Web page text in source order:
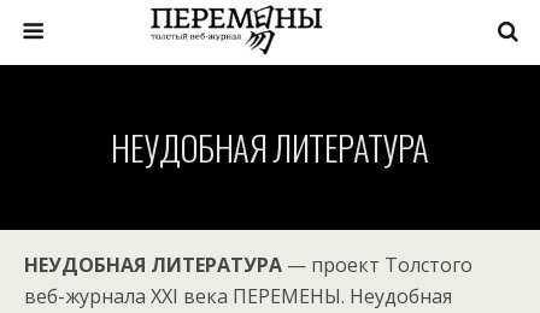
НЕУДОБНАЯ ЛИТЕРАТУРА
НЕУДОБНАЯ ЛИТЕРАТУРА — проект Толстого
веб-журнала XXI века ПЕРЕМЕНЫ. Неудобная